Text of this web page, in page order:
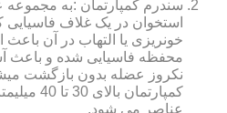
سندرم کمپارتمان :به
استخوان در یک غلاف
خونریزی یا التهاب در آن
محفظه فاسیایی شده و
نکروز عضله بدون بازگشت
کمپارتمان
عناصر می شود.